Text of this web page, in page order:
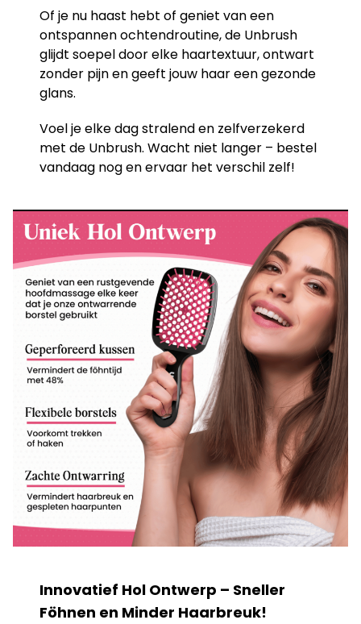
Of je nu haast hebt of geniet van een
ontspannen ochtendroutine, de Unbrush
glijdt soepel door elke haartextuur, ontwart
zonder pijn en geeft jouw haar een gezonde
glans.
Voel je elke dag stralend en zelfverzekerd
met de Unbrush. Wacht niet langer – bestel
vandaag nog en ervaar het verschil zelf!
Innovatief Hol Ontwerp – Sneller
Föhnen en Minder Haarbreuk!